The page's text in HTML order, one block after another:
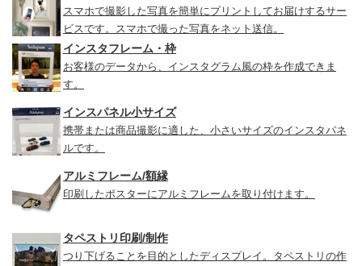
スマホで撮影した写真を簡単にプリントしてお届けするサー
ビスです。スマホで撮った写真をネット送信。
インスタフレーム・枠
お客様のデータから、インスタグラム風の枠を作成できま
す。
インスパネル小サイズ
携帯または商品撮影に適した、小さいサイズのインスタパネ
ルです。
アルミフレーム/額縁
印刷したポスターにアルミフレームを取り付けます。
タペストリ印刷/制作
つり下げることを目的としたディスプレイ。タペストリの作